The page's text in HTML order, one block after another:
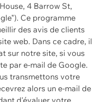
4 Barrow St,
Ce programme
des avis de clients
web. Dans ce cadre, il
sur notre site, si vous
par e-mail de Google.
transmettons votre
alors un e-mail de